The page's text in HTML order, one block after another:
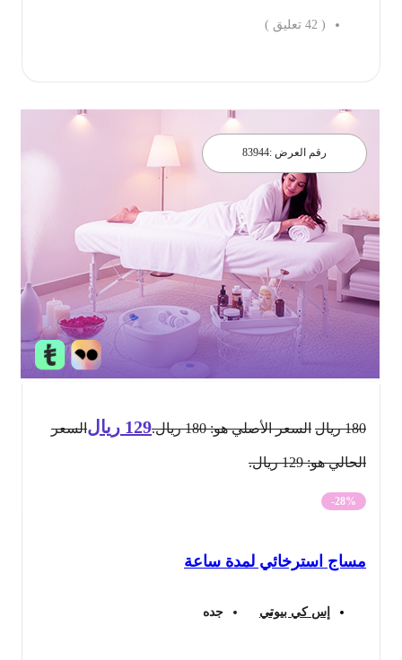
42 تعليق )
رقم العرض : 83944
ريال السعر الأصلي هو: 180 ريال. 129 ريالالسعر
الحالي هو: 129 ريال.
-28%
مساج استرخائي لمدة ساعة
إس كي بيوتي جده